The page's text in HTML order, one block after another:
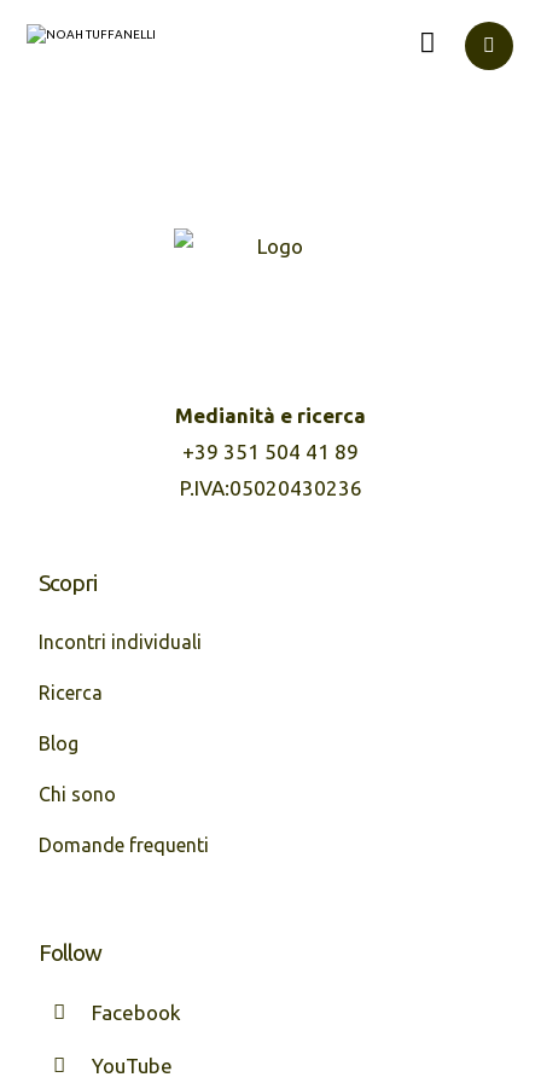
Medianità e ricerca
+39 351 504 41 89
P.IVA:05020430236
Scopri
Incontri individuali
Ricerca
Blog
Chi sono
Domande frequenti
Follow
Facebook
YouTube